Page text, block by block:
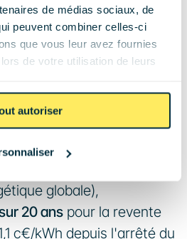
de médias sociaux, de
peuvent combiner celles-ci
que vous leur avez fournies
de votre utilisation de leurs
autoriser
pour
:
% (pour les installations ≤
globale),
20 ans pour la revente
c€/kWh depuis l'arrêté du